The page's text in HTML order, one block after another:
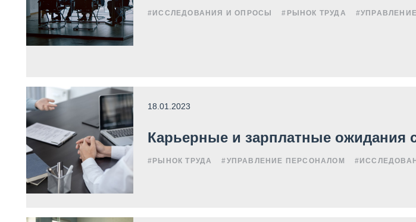
#ИССЛЕДОВАНИЯ И ОПРОСЫ #РЫНОК ТРУДА
18.01.2023
Карьерные и зарплатные ожидания
#РЫНОК ТРУДА #УПРАВЛЕНИЕ ПЕРСОНАЛОМ